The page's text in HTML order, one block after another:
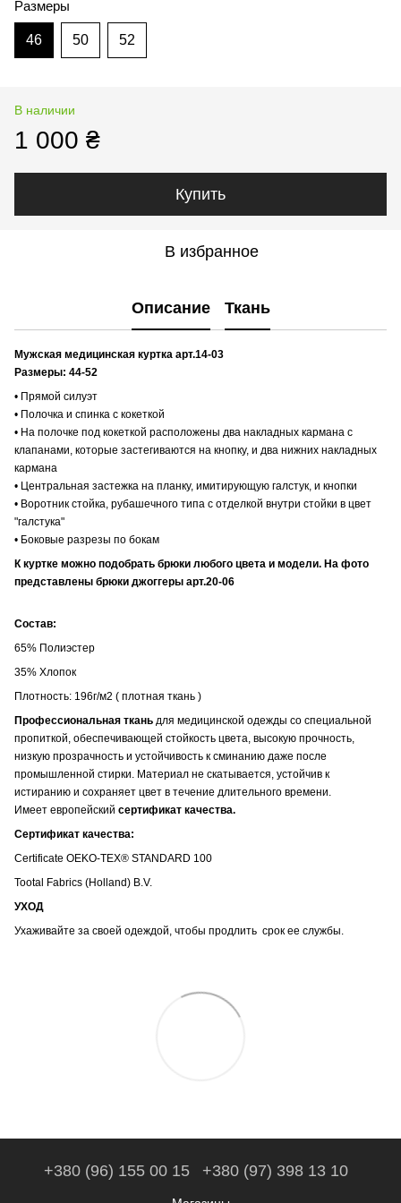
Размеры
46 50 52
В наличии
1 000 ₴
Купить
В избранное
Описание Ткань
Мужская медицинская куртка арт.14-03
Размеры: 44-52
• Прямой силуэт
• Полочка и спинка с кокеткой
• На полочке под кокеткой расположены два накладных кармана с
клапанами, которые застегиваются на кнопку, и два нижних накладных
кармана
• Центральная застежка на планку, имитирующую галстук, и кнопки
• Воротник стойка, рубашечного типа с отделкой внутри стойки в цвет
"галстука"
• Боковые разрезы по бокам
К куртке можно подобрать брюки любого цвета и модели. На фото
представлены брюки джоггеры арт.20-06
Состав:
65% Полиэстер
35% Хлопок
Плотность: 196г/м2 ( плотная ткань )
Профессиональная ткань для медицинской одежды со специальной
пропиткой, обеспечивающей стойкость цвета, высокую прочность,
низкую прозрачность и устойчивость к сминанию даже после
промышленной стирки. Материал не скатывается, устойчив к
истиранию и сохраняет цвет в течение длительного времени.
Имеет европейский сертификат качества.
Сертификат качества:
Certificate OEKO-TEX® STANDARD 100
Tootal Fabrics (Holland) B.V.
УХОД
Ухаживайте за своей одеждой, чтобы продлить срок ее службы.
+380 (96) 155 00 15 +380 (97) 398 13 10